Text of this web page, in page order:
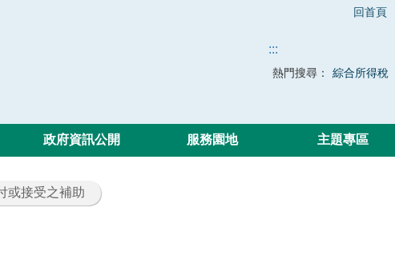
回首頁
:::
熱門搜尋： 綜合所得稅
政府資訊公開 服務園地 主題專區
或接受之補助